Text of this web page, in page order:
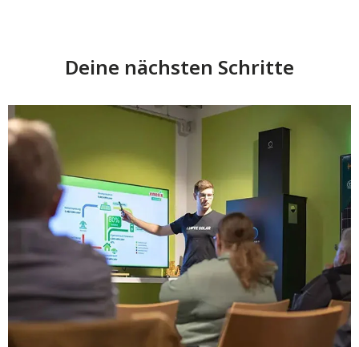
Deine nächsten Schritte